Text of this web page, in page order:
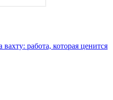
работа, которая ценится